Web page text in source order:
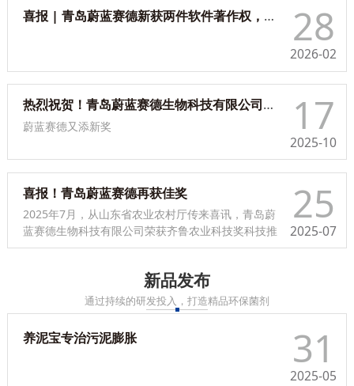
28
2026-02
喜报 | 青岛蔚蓝赛德新获两件软件著作权，解锁环保用微生物菌种资源开发的新范式
17
2025-10
热烈祝贺！青岛蔚蓝赛德生物科技有限公司荣获 2025 第十一届“市长杯”中小企业创新创业大赛区域赛（企业组）决赛优胜奖
蔚蓝赛德又添新奖
25
2025-07
喜报！青岛蔚蓝赛德再获佳奖
2025年7月，从山东省农业农村厅传来喜讯，青岛蔚
蓝赛德生物科技有限公司荣获齐鲁农业科技奖科技推
广奖一等奖。
新品发布
通过持续的研发投入，打造精品环保菌剂
31
2025-05
养泥宝专治污泥膨胀